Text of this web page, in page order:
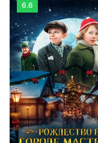
6.6